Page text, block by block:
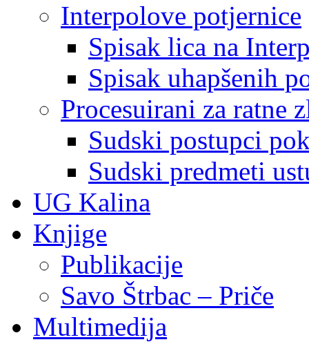
Interpolove potjernice
Spisak lica na
Spisak uhapšenih
Procesuirani za ratne
Sudski postupci
Sudski predmeti
UG Kalina
Knjige
Publikacije
Savo Štrbac – Priče
Multimedija